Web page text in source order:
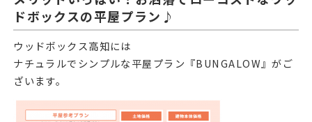
ドボックスの平屋プラン♪
ウッドボックス高知には
ナチュラルでシンプルな平屋プラン『BUNGALOW』がご
ざいます。